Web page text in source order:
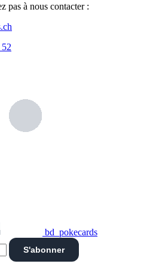
pas à nous contacter :
bd_pokecards
S'abonner